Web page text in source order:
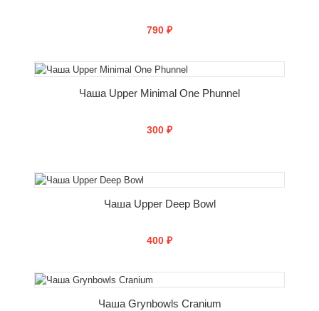
790 ₽
СООБЩИТЬ О ПОСТУПЛЕНИИ
Чаша Upper Minimal One Phunnel
300 ₽
СООБЩИТЬ О ПОСТУПЛЕНИИ
Чаша Upper Deep Bowl
400 ₽
СООБЩИТЬ О ПОСТУПЛЕНИИ
Чаша Grynbowls Cranium